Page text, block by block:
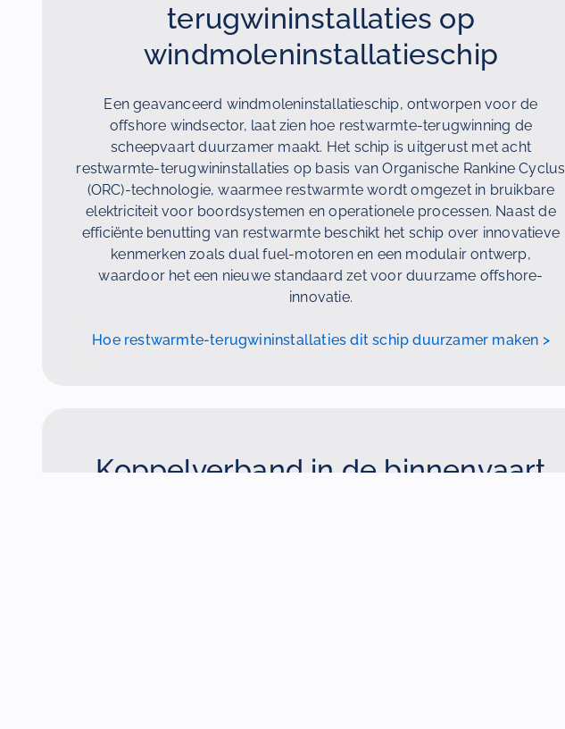
terugwininstallaties op
windmoleninstallatieschip
Een geavanceerd windmoleninstallatieschip, ontworpen voor de
offshore windsector, laat zien hoe restwarmte-terugwinning de
scheepvaart duurzamer maakt. Het schip is uitgerust met acht
restwarmte-terugwininstallaties op basis van Organische Rankine Cyclus
(ORC)-technologie, waarmee restwarmte wordt omgezet in bruikbare
elektriciteit voor boordsystemen en operationele processen. Naast de
efficiënte benutting van restwarmte beschikt het schip over innovatieve
kenmerken zoals dual fuel-motoren en een modulair ontwerp,
waardoor het een nieuwe standaard zet voor duurzame offshore-
innovatie.
Hoe restwarmte-terugwininstallaties dit schip duurzamer maken >
Koppelverband in de binnenvaart